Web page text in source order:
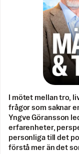
I mötet mellan tro,
frågor som saknar
Yngve Göransson
erfarenheter,
personliga till det
förstå mer än det